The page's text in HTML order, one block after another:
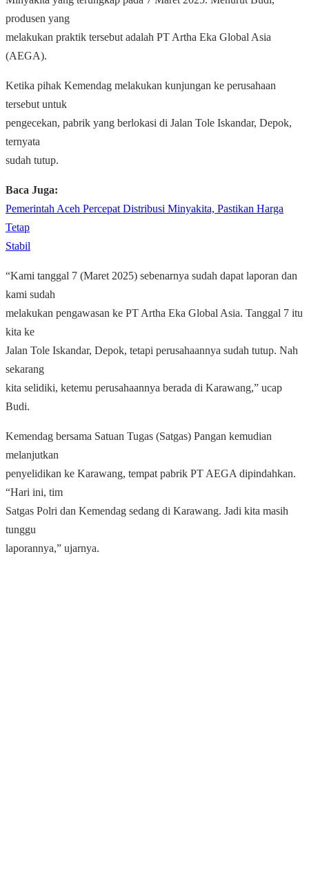
produsen yang
melakukan praktik tersebut adalah PT Artha Eka Global Asia
(AEGA).
Ketika pihak Kemendag melakukan kunjungan ke perusahaan
tersebut untuk
pengecekan, pabrik yang berlokasi di Jalan Tole Iskandar, Depok,
ternyata
sudah tutup.
Baca Juga:
Pemerintah Aceh Percepat Distribusi Minyakita, Pastikan Harga
Tetap
Stabil
“Kami tanggal 7 (Maret 2025) sebenarnya sudah dapat laporan dan
kami sudah
melakukan pengawasan ke PT Artha Eka Global Asia. Tanggal 7 itu
kita ke
Jalan Tole Iskandar, Depok, tetapi perusahaannya sudah tutup. Nah
sekarang
kita selidiki, ketemu perusahaannya berada di Karawang,” ucap
Budi.
Kemendag bersama Satuan Tugas (Satgas) Pangan kemudian
melanjutkan
penyelidikan ke Karawang, tempat pabrik PT AEGA dipindahkan.
“Hari ini, tim
Satgas Polri dan Kemendag sedang di Karawang. Jadi kita masih
tunggu
laporannya,” ujarnya.